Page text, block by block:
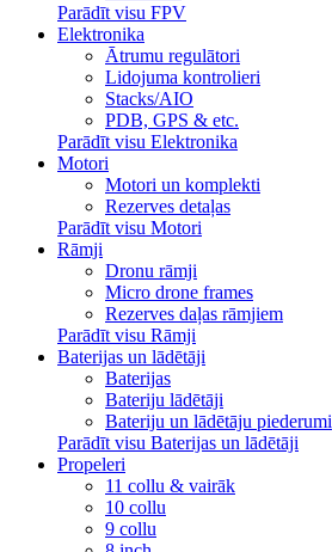
Parādīt visu FPV
Elektronika
Ātrumu regulātori
Lidojuma kontrolieri
Stacks/AIO
PDB, GPS & etc.
Parādīt visu Elektronika
Motori
Motori un komplekti
Rezerves detaļas
Parādīt visu Motori
Rāmji
Dronu rāmji
Micro drone frames
Rezerves daļas rāmjiem
Parādīt visu Rāmji
Baterijas un lādētāji
Baterijas
Bateriju lādētāji
Bateriju un lādētāju piederumi
Parādīt visu Baterijas un lādētāji
Propeleri
11 collu & vairāk
10 collu
9 collu